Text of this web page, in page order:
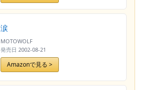
涙
MOTOWOLF
発売日 2002-08-21
Amazonで見る >